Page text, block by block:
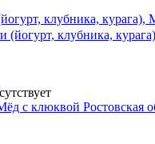
(йогурт, клубника,
с клюквой Ростовская